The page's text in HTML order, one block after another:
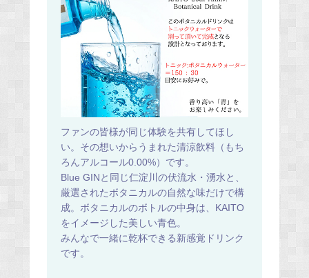
ファンの皆様が同じ体験を共有してほし
い。その想いからうまれた清涼飲料（もち
ろんアルコール0.00%）です。
Blue GINと同じ仁淀川の伏流水・湧水と、
厳選されたボタニカルの自然な味だけで構
成。ボタニカルのボトルの中身は、KAITO
をイメージした美しい青色。
みんなで一緒に乾杯できる新感覚ドリンク
です。